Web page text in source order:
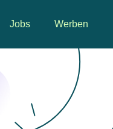
Jobs Werben